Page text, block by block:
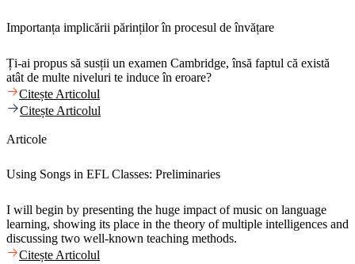
Importanța implicării părinților în procesul de învățare
Ți-ai propus să susții un examen Cambridge, însă faptul că există
atât de multe niveluri te induce în eroare?
Citește Articolul
Citește Articolul
Articole
Using Songs in EFL Classes: Preliminaries
I will begin by presenting the huge impact of music on language
learning, showing its place in the theory of multiple intelligences and
discussing two well-known teaching methods.
Citește Articolul